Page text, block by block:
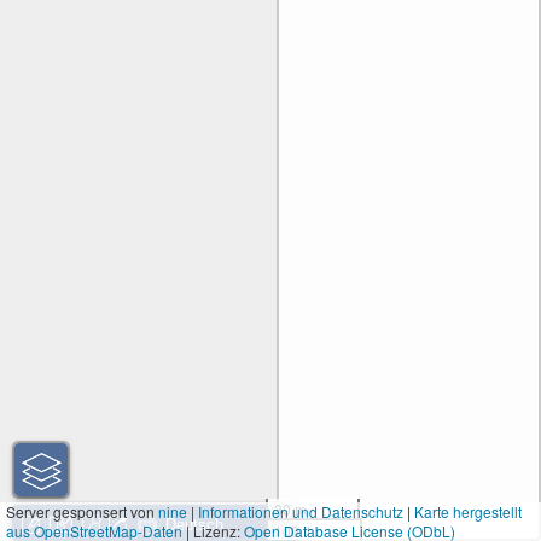
30 m
100 ft
Server gesponsert vonnine|Informationen und Datenschutz | Karte hergestellt
aus OpenStreetMap-Daten| Lizenz:Open Database License (ODbL)